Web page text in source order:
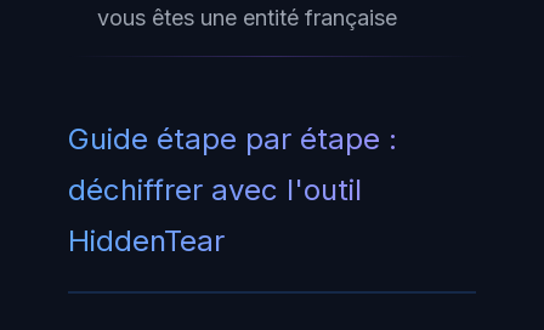
vous êtes une entité française
Guide étape par étape :
déchiffrer avec l'outil
HiddenTear